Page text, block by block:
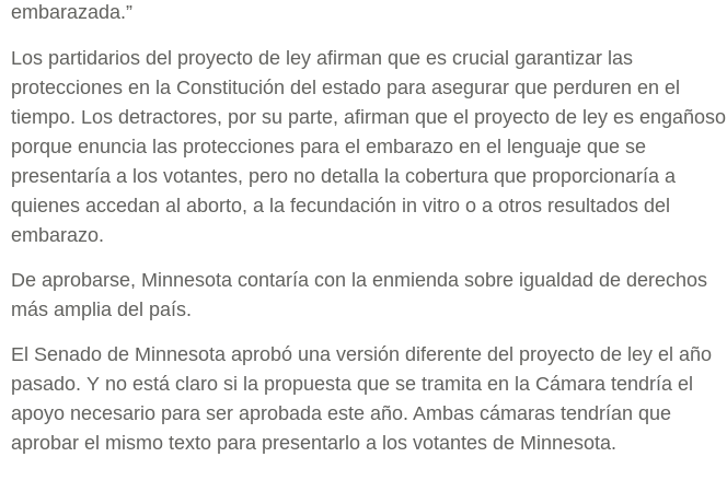
embarazada.”
Los partidarios del proyecto de ley afirman que es crucial garantizar las
protecciones en la Constitución del estado para asegurar que perduren en el
tiempo. Los detractores, por su parte, afirman que el proyecto de ley es engañoso
porque enuncia las protecciones para el embarazo en el lenguaje que se
presentaría a los votantes, pero no detalla la cobertura que proporcionaría a
quienes accedan al aborto, a la fecundación in vitro o a otros resultados del
embarazo.
De aprobarse, Minnesota contaría con la enmienda sobre igualdad de derechos
más amplia del país.
El Senado de Minnesota aprobó una versión diferente del proyecto de ley el año
pasado. Y no está claro si la propuesta que se tramita en la Cámara tendría el
apoyo necesario para ser aprobada este año. Ambas cámaras tendrían que
aprobar el mismo texto para presentarlo a los votantes de Minnesota.